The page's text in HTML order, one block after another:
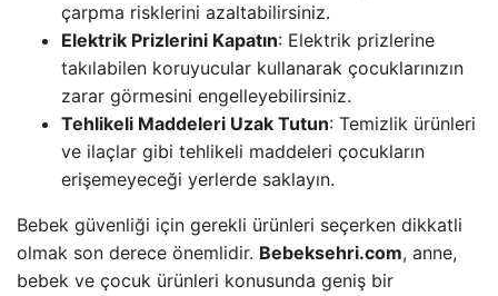
çarpma risklerini azaltabilirsiniz.
Elektrik Prizlerini Kapatın: Elektrik prizlerine
takılabilen koruyucular kullanarak çocuklarınızın
zarar görmesini engelleyebilirsiniz.
Tehlikeli Maddeleri Uzak Tutun: Temizlik ürünleri
ve ilaçlar gibi tehlikeli maddeleri çocukların
erişemeyeceği yerlerde saklayın.
Bebek güvenliği için gerekli ürünleri seçerken dikkatli
olmak son derece önemlidir. Bebeksehri.com, anne,
bebek ve çocuk ürünleri konusunda geniş bir